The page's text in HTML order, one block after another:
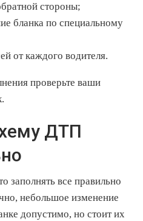
стороны;
бланка по специальному
от каждого водителя.
проверьте ваши
ДТП
заполнять все правильно
небольшое изменение
допустимо, но стоит их